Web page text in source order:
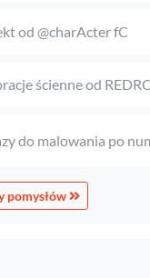
od @charActer fC
ścienne od
do malowania po
pomysłów